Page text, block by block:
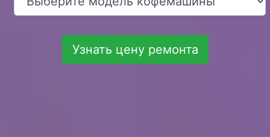
Узнать цену ремонта